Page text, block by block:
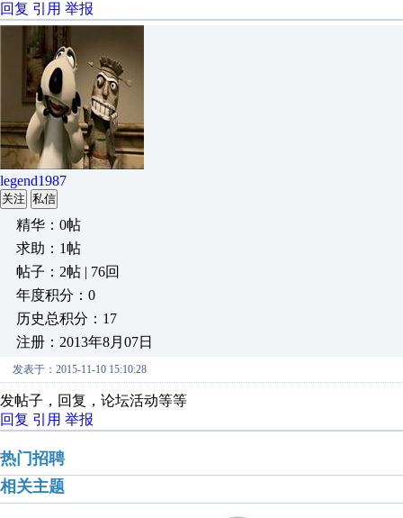
回复 引用 举报
legend1987
关注 私信
精华：0帖
求助：1帖
帖子：2帖 | 76回
年度积分：0
历史总积分：17
注册：2013年8月07日
发表于：2015-11-10 15:10:28
发帖子，回复，论坛活动等等
回复 引用 举报
热门招聘
相关主题